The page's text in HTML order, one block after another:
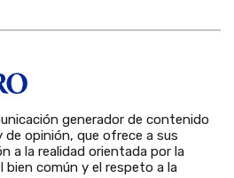
generador de contenido
opinión, que ofrece a sus
a la realidad orientada por la
bien común y el respeto a la